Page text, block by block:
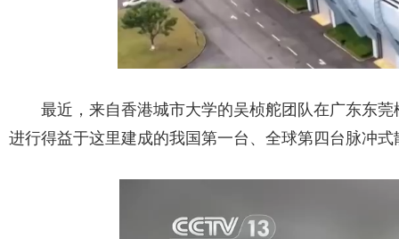
最近，来自香港城市大学的吴桢舵团队在广东东
进行得益于这里建成的我国第一台、全球第四台脉冲式